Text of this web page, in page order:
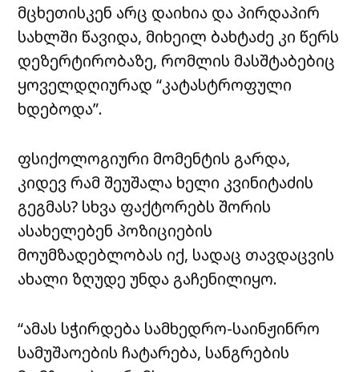
მცხეთისკენ არც დაიხია და პირდაპირ
სახლში წავიდა, მიხეილ ბახტაძე კი წერს
დეზერტირობაზე, რომლის მასშტაბებიც
ყოველდღიურად “კატასტროფული
ხდებოდა”.
ფსიქოლოგიური მომენტის გარდა,
კიდევ რამ შეუშალა ხელი კვინიტაძის
გეგმას? სხვა ფაქტორებს შორის
ასახელებენ პოზიციების
მოუმზადებლობას იქ, სადაც თავდაცვის
ახალი ზღუდე უნდა გაჩენილიყო.
“ამას სჭირდება სამხედრო-საინჟინრო
სამუშაოების ჩატარება, სანგრების